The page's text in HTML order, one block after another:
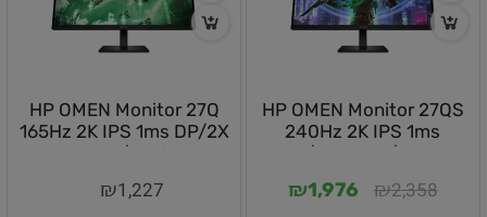
HP OMEN Monitor 27QS
240Hz 2K IPS 1ms
DP/2X HDMI/Audio
USB/SPEAKERS/PIVOT/VESA/RGB/1YOS
₪2,358
₪1,976
HP OMEN Monitor 27Q
165Hz 2K IPS 1ms DP/2X
HDMI/Audio
₪1,227